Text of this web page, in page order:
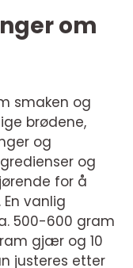
om
smaken og
brødene,
og
og
for å
vanlig
500-600 gram
gjær og 10
justeres etter